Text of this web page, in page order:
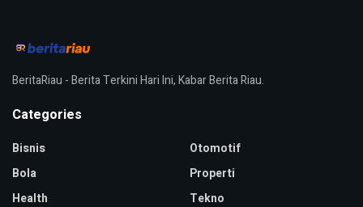
BeritaRiau - Berita Terkini Hari Ini, Kabar Berita Riau.
Categories
Bisnis
Bola
Health
Otomotif
Properti
Tekno